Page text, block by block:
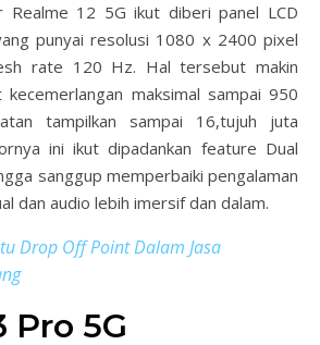
Realme 12 5G ikut diberi panel LCD
punyai resolusi 1080 x 2400 pixel
rate 120 Hz. Hal tersebut makin
maksimal sampai 950
tampilkan sampai 16,tujuh juta
ini ikut dipadankan feature Dual
sanggup memperbaiki pengalaman
dan audio lebih imersif dan dalam.
Drop Off Point Dalam Jasa
Pro 5G